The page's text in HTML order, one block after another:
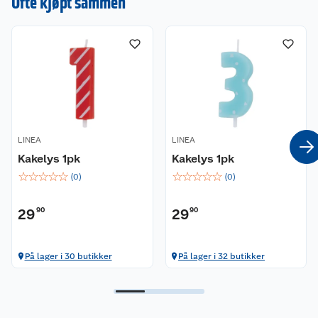
LINEA
Kakelys 1pk
☆☆☆☆☆ (0)
2990
På lager i 30 butikker
LINEA
Kakelys 1pk
☆☆☆☆☆ (0)
2990
På lager i 32 butikker